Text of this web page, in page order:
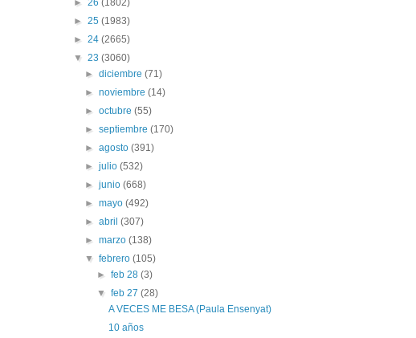
► 26 (1802)
► 25 (1983)
► 24 (2665)
▼ 23 (3060)
►diciembre(71)
►noviembre(14)
►octubre(55)
►septiembre(170)
►agosto(391)
►julio(532)
►junio(668)
►mayo(492)
►abril(307)
►marzo(138)
▼febrero(105)
► feb 28 (3)
▼ feb 27 (28)
A VECES ME BESA (Paula Ensenyat)
10 años